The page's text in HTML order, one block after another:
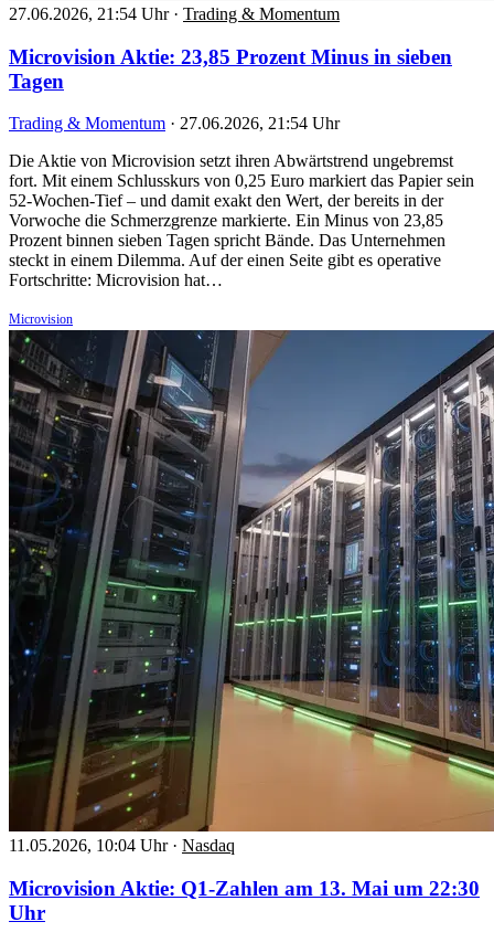
27.06.2026, 21:54 Uhr · Trading & Momentum
Microvision Aktie: 23,85 Prozent Minus in sieben
Tagen
Trading & Momentum · 27.06.2026, 21:54 Uhr
Die Aktie von Microvision setzt ihren Abwärtstrend ungebremst
fort. Mit einem Schlusskurs von 0,25 Euro markiert das Papier sein
52-Wochen-Tief – und damit exakt den Wert, der bereits in der
Vorwoche die Schmerzgrenze markierte. Ein Minus von 23,85
Prozent binnen sieben Tagen spricht Bände. Das Unternehmen
steckt in einem Dilemma. Auf der einen Seite gibt es operative
Fortschritte: Microvision hat…
Microvision
11.05.2026, 10:04 Uhr · Nasdaq
Microvision Aktie: Q1-Zahlen am 13. Mai um 22:30
Uhr